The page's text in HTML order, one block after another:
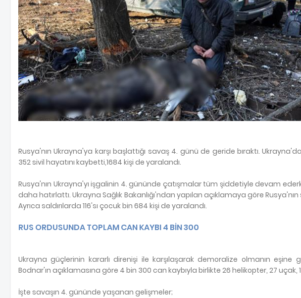
Rusya'nın Ukrayna'ya karşı başlattığı savaş 4. günü de geride bıraktı.
352 sivil hayatını kaybetti,1684 kişi de yaralandı.
Rusya'nın Ukrayna'yı işgalinin 4. gününde çatışmalar tüm şiddetiyle devam
daha hatırlattı. Ukrayna Sağlık Bakanlığı'ndan yapılan açıklamaya göre
Ayrıca saldırılarda 116'sı çocuk bin 684 kişi de yaralandı.
RUS ORDUSUNDA TOPLAM CAN KAYBI 4 BİN 300
Ukrayna güçlerinin kararlı direnişi ile karşılaşarak demoralize olmanın eşine
Bodnar'ın açıklamasına göre 4 bin 300 can kaybıyla birlikte 26 helikopter, 27
İşte savaşın 4. gününde yaşanan gelişmeler;